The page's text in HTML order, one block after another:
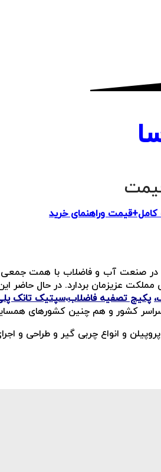
صنعت آب و فاضلاب با همت جمعی
مملکت عزیزمان بردارد. در حال
پکیج تصفیه فاضلاب،سپتیک تانک
سراسر کشور و هم چنین کشورهای
و انواع چربی گیر و طراحی